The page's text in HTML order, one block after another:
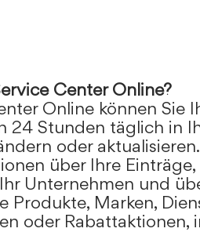
Center Online?
Online können Sie
24 Stunden täglich in
oder
über Ihre
Unternehmen und
Produkte, Marken,
oder Rabattaktionen,